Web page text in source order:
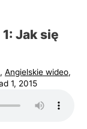
Jak się
,Angielskie wideo,
1, 2015